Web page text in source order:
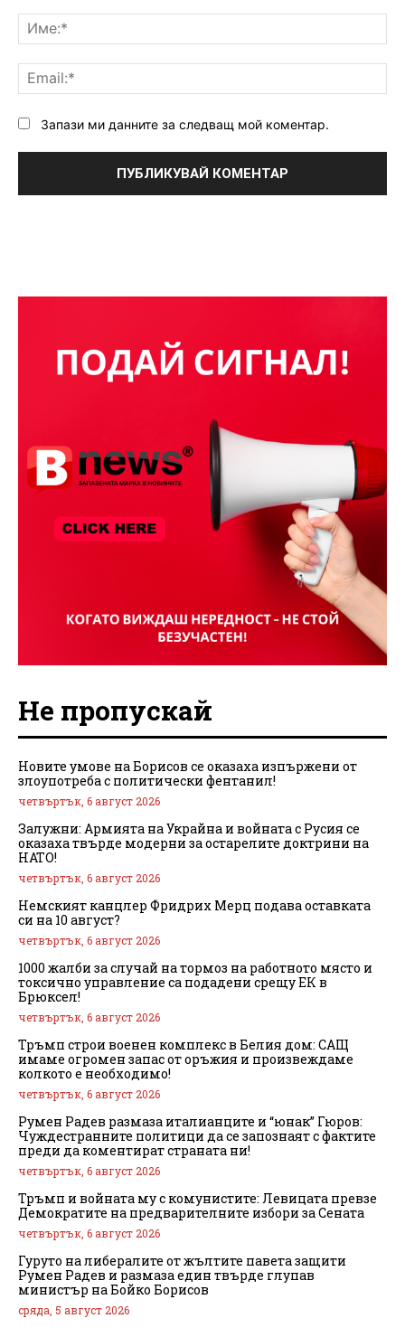
Запази ми данните за следващ мой коментар.
Не пропускай
Новите умове на Борисов се оказаха изпържени от
злоупотреба с политически фентанил!
четвъртък, 6 август 2026
Залужни: Армията на Украйна и войната с Русия се
оказаха твърде модерни за остарелите доктрини на
НАТО!
четвъртък, 6 август 2026
Немският канцлер Фридрих Мерц подава оставката
си на 10 август?
четвъртък, 6 август 2026
1000 жалби за случай на тормоз на работното място и
токсично управление са подадени срещу ЕК в
Брюксел!
четвъртък, 6 август 2026
Тръмп строи военен комплекс в Белия дом: САЩ
имаме огромен запас от оръжия и произвеждаме
колкото е необходимо!
четвъртък, 6 август 2026
Румен Радев размаза италианците и “юнак” Гюров:
Чуждестранните политици да се запознаят с фактите
преди да коментират страната ни!
четвъртък, 6 август 2026
Тръмп и войната му с комунистите: Левицата превзе
Демократите на предварителните избори за Сената
четвъртък, 6 август 2026
Гуруто на либералите от жълтите павета защити
Румен Радев и размаза един твърде глупав
министър на Бойко Борисов
сряда, 5 август 2026